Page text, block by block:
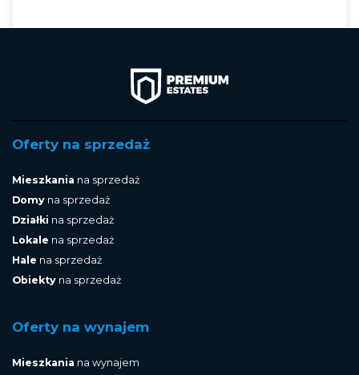
Oferty na sprzedaż
Mieszkania na sprzedaż
Domy na sprzedaż
Działki na sprzedaż
Lokale na sprzedaż
Hale na sprzedaż
Obiekty na sprzedaż
Oferty na wynajem
Mieszkania na wynajem